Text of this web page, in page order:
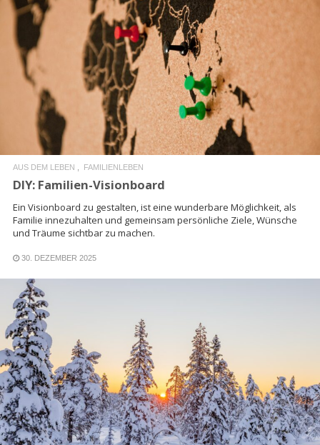
READ MORE
AUS DEM LEBEN FAMILIENLEBEN
DIY: Familien-Visionboard
Ein Visionboard zu gestalten, ist eine wunderbare Möglichkeit, als
Familie innezuhalten und gemeinsam persönliche Ziele, Wünsche
und Träume sichtbar zu machen.
30. DEZEMBER 2025
READ MORE